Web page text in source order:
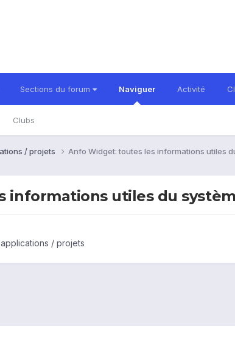
Sections du forum Naviguer
Clubs
Activité
/ projets Anfo Widget: toutes les informations utiles
informations utiles du
/ projets